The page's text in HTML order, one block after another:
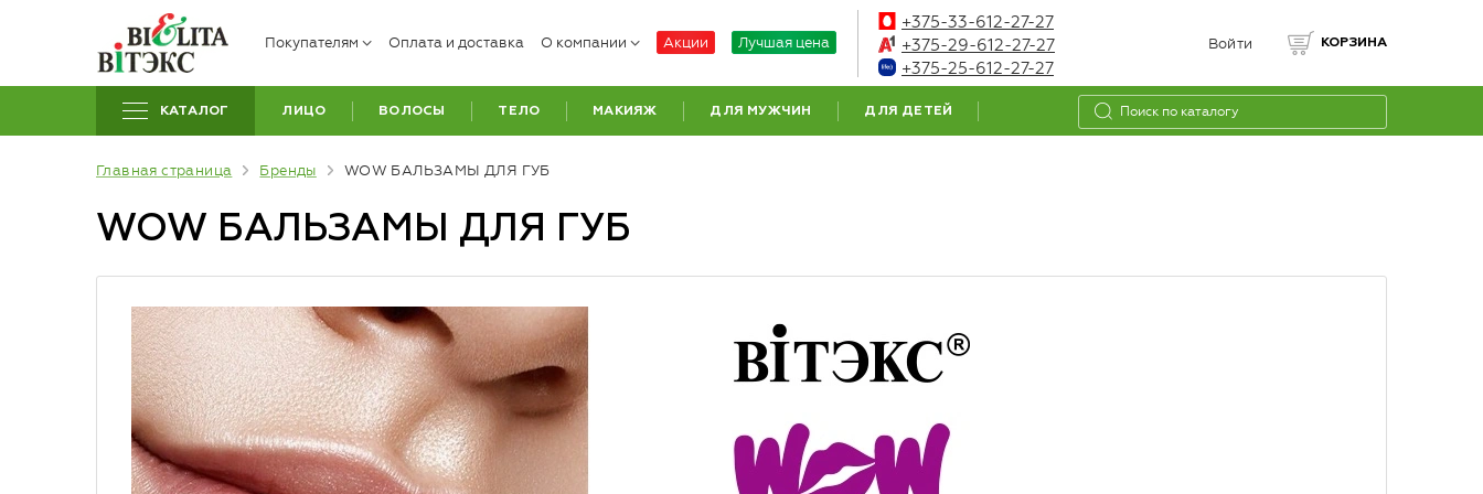
Покупателям Оплата и доставка О компании Акции Лучшая цена
+375-33-612-27-27
+375-29-612-27-27
+375-25-612-27-27
Войти КОРЗИНА
КАТАЛОГ ЛИЦО ВОЛОСЫ ТЕЛО МАКИЯЖ ДЛЯ МУЖЧИН ДЛЯ ДЕТЕЙ
Главная страница Бренды WOW БАЛЬЗАМЫ ДЛЯ ГУБ
WOW БАЛЬЗАМЫ ДЛЯ ГУБ